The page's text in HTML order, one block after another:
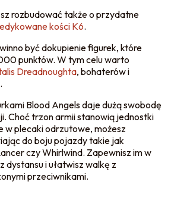
rozbudować także o przydatne
kości K6.
być dokupienie figurek, które
punktów. W tym celu warto
Dreadnoughta, bohaterów i
Blood Angels daje dużą swobodę
Choć trzon armii stanowią jednostki
w plecaki odrzutowe, możesz
do boju pojazdy takie jak
czy Whirlwind. Zapewnisz im w
dystansu i ułatwisz walkę z
przeciwnikami.